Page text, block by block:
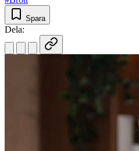
Spara
Dela: